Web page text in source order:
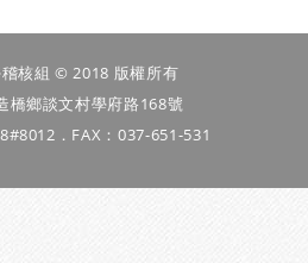
核組 © 2018 版權所有
橋鄉談文村學府路168號
．FAX：037-651-531